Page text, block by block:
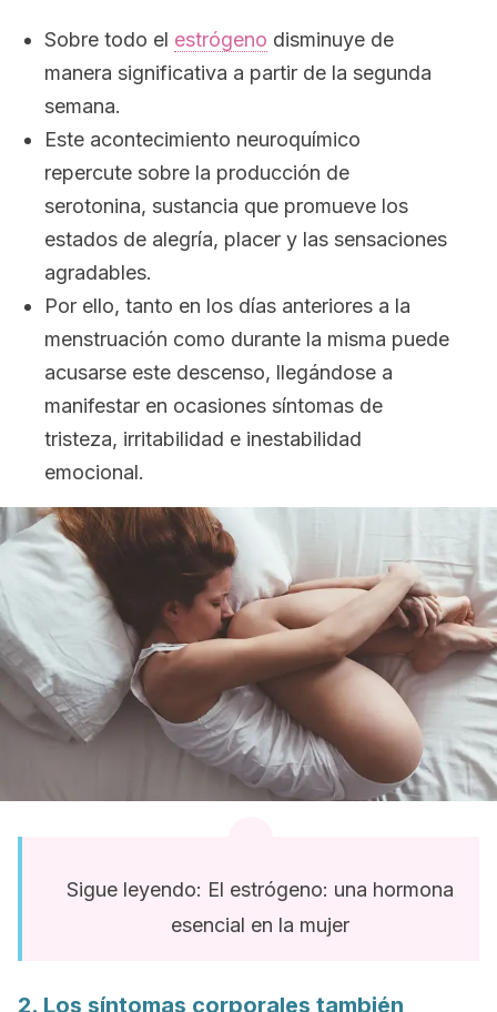
Sobre todo el estrógeno disminuye de
manera significativa a partir de la segunda
semana.
Este acontecimiento neuroquímico
repercute sobre la producción de
serotonina, sustancia que promueve los
estados de alegría, placer y las sensaciones
agradables.
Por ello, tanto en los días anteriores a la
menstruación como durante la misma puede
acusarse este descenso, llegándose a
manifestar en ocasiones síntomas de
tristeza, irritabilidad e inestabilidad
emocional.
Sigue leyendo: El estrógeno: una hormona
esencial en la mujer
2. Los síntomas corporales también